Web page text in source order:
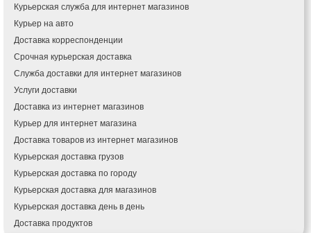
Курьерская служба для интернет магазинов
Курьер на авто
Доставка корреспонденции
Срочная курьерская доставка
Служба доставки для интернет магазинов
Услуги доставки
Доставка из интернет магазинов
Курьер для интернет магазина
Доставка товаров из интернет магазинов
Курьерская доставка грузов
Курьерская доставка по городу
Курьерская доставка для магазинов
Курьерская доставка день в день
Доставка продуктов